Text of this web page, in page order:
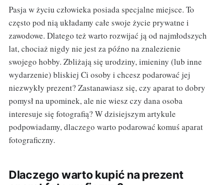
Pasja w życiu człowieka posiada specjalne miejsce. To
często pod nią układamy całe swoje życie prywatne i
zawodowe. Dlatego też warto rozwijać ją od najmłodszych
lat, chociaż nigdy nie jest za późno na znalezienie
swojego hobby. Zbliżają się urodziny, imieniny (lub inne
wydarzenie) bliskiej Ci osoby i chcesz podarować jej
niezwykły prezent? Zastanawiasz się, czy aparat to dobry
pomysł na upominek, ale nie wiesz czy dana osoba
interesuje się fotografią? W dzisiejszym artykule
podpowiadamy, dlaczego warto podarować komuś aparat
fotograficzny.
Dlaczego warto kupić na prezent